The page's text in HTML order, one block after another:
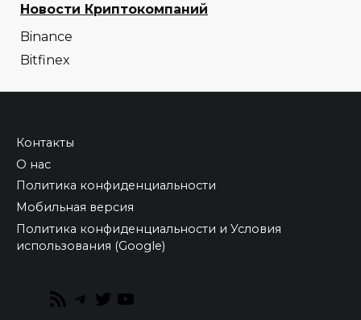
Новости Криптокомпаний
Binance
Bitfinex
Контакты
О нас
Политика конфиденциальности
Мобильная версия
Политика конфиденциальности и Условия
использования (Google)
RSS
Telegram
Twitter